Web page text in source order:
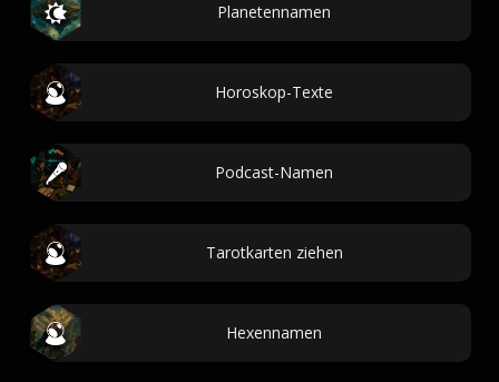
Planetennamen
Horoskop-Texte
Podcast-Namen
Tarotkarten ziehen
Hexennamen